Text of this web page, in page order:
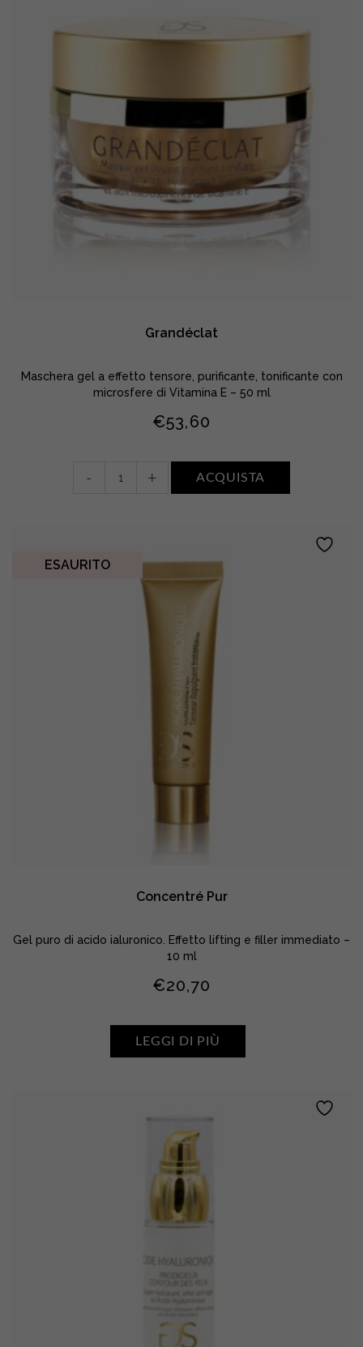
Grandéclat
Maschera gel a effetto tensore, purificante, tonificante con
microsfere di Vitamina E – 50 ml
€53,60
- + ACQUISTA
ESAURITO
Concentré Pur
Gel puro di acido ialuronico. Effetto lifting e filler immediato –
10 ml
€20,70
LEGGI DI PIÙ